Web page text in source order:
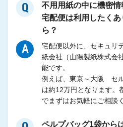
Q
不用用紙の中に機密
宅配便は利用したく
ら？
A
宅配便以外に、セキュリ
紙会社（山陽製紙株式会
能です。
例えば、東京～大阪 セ
は約12万円となります。
でまずはお気軽にご相談
ペルプバッグ1袋から